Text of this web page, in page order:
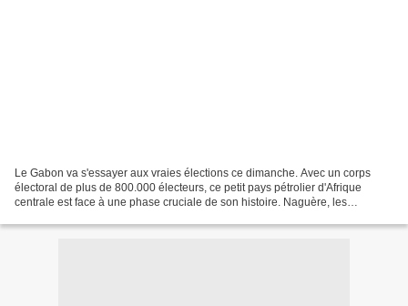
Le Gabon va s'essayer aux vraies élections ce dimanche. Avec un corps
électoral de plus de 800.000 électeurs, ce petit pays pétrolier d'Afrique
centrale est face à une phase cruciale de son histoire. Naguère, les